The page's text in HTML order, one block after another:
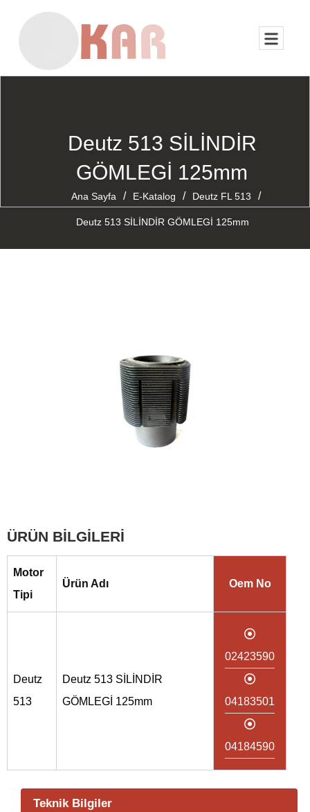
Deutz 513 SİLİNDİR
GÖMLEGİ 125mm
Ana Sayfa / E-Katalog / Deutz FL 513 /
Deutz 513 SİLİNDİR GÖMLEGİ 125mm
ÜRÜN BİLGİLERİ
Motor
Tipi
Ürün Adı Oem No
Deutz
513
Deutz 513 SİLİNDİR
GÖMLEGİ 125mm
02423590
04183501
04184590
Teknik Bilgiler